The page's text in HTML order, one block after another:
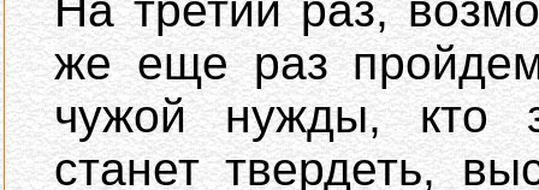
же еще раз
чужой нужды, кто
станет твердеть,